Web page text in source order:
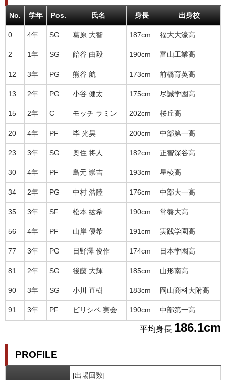
No. 学年 Pos. 氏名 身長 出身校
0 4年 SG 葛原 大智 187cm 福大大濠高
2 1年 SG 飴谷 由毅 190cm 富山工業高
12 3年 PG 熊谷 航 173cm 前橋育英高
13 2年 PG 小谷 健太 175cm 尽誠学園高
15 2年 C モッチ ラミン 202cm 桜丘高
20 4年 PF 毕 光昊 200cm 中部第一高
23 3年 SG 奥住 将人 182cm 正智深谷高
30 4年 PF 島元 崇吉 193cm 星稜高
34 2年 PG 中村 浩陸 176cm 中部大一高
35 3年 SF 松本 紘希 190cm 常盤大高
56 4年 PF 山岸 優希 191cm 実践学園高
77 3年 PG 日野澤 俊作 174cm 日本学園高
81 2年 SG 後藤 大輝 185cm 山形南高
90 3年 SG 小川 直樹 183cm 岡山商科大附高
91 3年 PF ビリシベ 実会 190cm 中部第一高
平均身長 186.1cm
PROFILE
[出場回数]